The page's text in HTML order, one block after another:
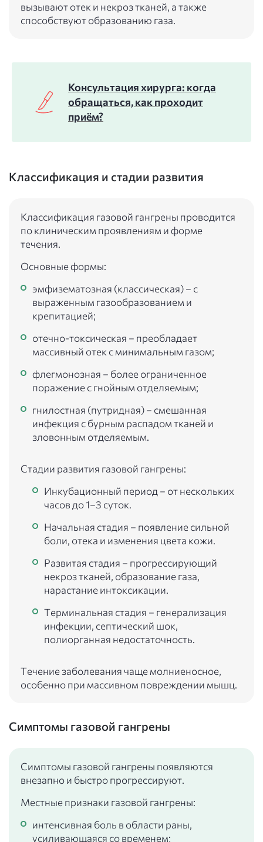
вызывают отек и некроз тканей, а также
способствуют образованию газа.
Консультация хирурга: когда
обращаться, как проходит
приём?
Классификация и стадии развития
Классификация газовой гангрены проводится
по клиническим проявлениям и форме
течения.
Основные формы:
эмфизематозная (классическая) – с
выраженным газообразованием и
крепитацией;
отечно-токсическая – преобладает
массивный отек с минимальным газом;
флегмонозная – более ограниченное
поражение с гнойным отделяемым;
гнилостная (путридная) – смешанная
инфекция с бурным распадом тканей и
зловонным отделяемым.
Стадии развития газовой гангрены:
Инкубационный период – от нескольких
часов до 1–3 суток.
Начальная стадия – появление сильной
боли, отека и изменения цвета кожи.
Развитая стадия – прогрессирующий
некроз тканей, образование газа,
нарастание интоксикации.
Терминальная стадия – генерализация
инфекции, септический шок,
полиорганная недостаточность.
Течение заболевания чаще молниеносное,
особенно при массивном повреждении мышц.
Симптомы газовой гангрены
Симптомы газовой гангрены появляются
внезапно и быстро прогрессируют.
Местные признаки газовой гангрены:
интенсивная боль в области раны,
усиливающаяся со временем;